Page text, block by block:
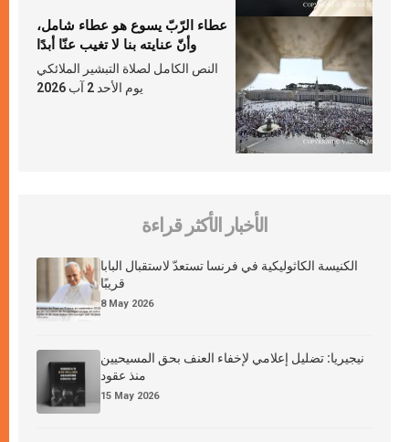
عطاء الرّبّ يسوع هو عطاء شامل،
وأنّ عنايته بنا لا تغيب عنّا أبدًا
النص الكامل لصلاة التبشير الملائكي
يوم الأحد 2 آب 2026
الأخبار الأكثر قراءة
الكنيسة الكاثوليكية في فرنسا تستعدّ لاستقبال البابا
قريبًا
8 May 2026
نيجيريا: تضليل إعلامي لإخفاء العنف بحق المسيحيين
منذ عقود
15 May 2026